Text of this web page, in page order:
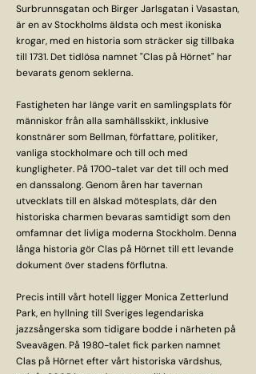
Surbrunnsgatan och Birger Jarlsgatan i Vasastan,
är en av Stockholms äldsta och mest ikoniska
krogar, med en historia som sträcker sig tillbaka
till 1731. Det tidlösa namnet "Clas på Hörnet" har
bevarats genom seklerna.
Fastigheten har länge varit en samlingsplats för
människor från alla samhällsskikt, inklusive
konstnärer som Bellman, författare, politiker,
vanliga stockholmare och till och med
kungligheter. På 1700-talet var det till och med
en danssalong. Genom åren har tavernan
utvecklats till en älskad mötesplats, där den
historiska charmen bevaras samtidigt som den
omfamnar det livliga moderna Stockholm. Denna
långa historia gör Clas på Hörnet till ett levande
dokument över stadens förflutna.
Precis intill vårt hotell ligger Monica Zetterlund
Park, en hyllning till Sveriges legendariska
jazzsångerska som tidigare bodde i närheten på
Sveavägen. På 1980-talet fick parken namnet
Clas på Hörnet efter vårt historiska värdshus,